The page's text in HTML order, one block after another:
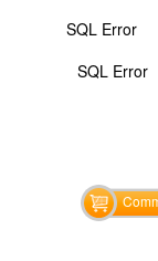
SQL Error
SQL Error